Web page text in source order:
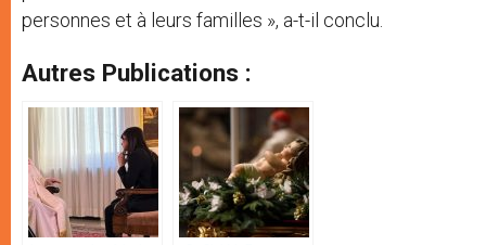
personnes et à leurs familles », a-t-il conclu.
Autres Publications :